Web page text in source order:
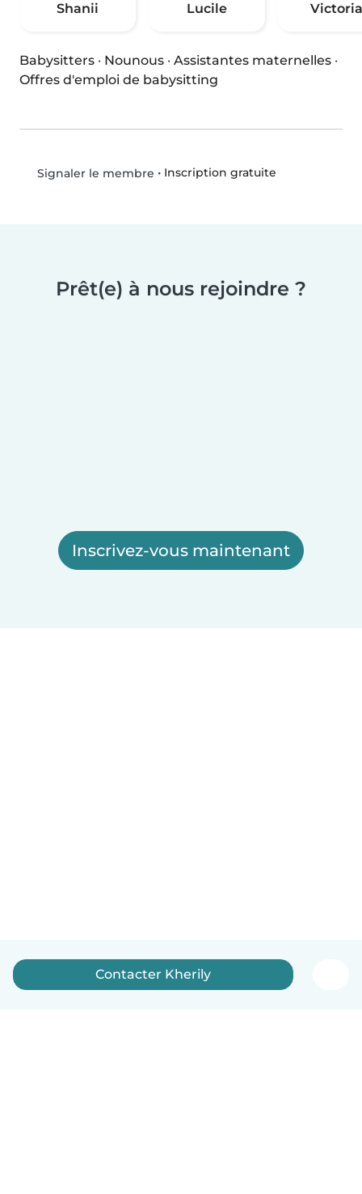
Shanii Lucile Victoria
Babysitters · Nounous · Assistantes maternelles ·
Offres d'emploi de babysitting
Signaler le membre • Inscription gratuite
Prêt(e) à nous rejoindre ?
Inscrivez-vous maintenant
Contacter Kherily